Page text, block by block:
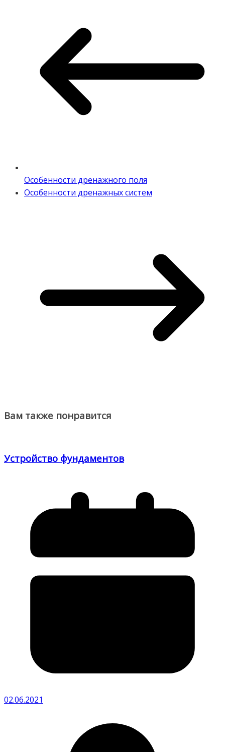
Особенности дренажного поля
Особенности дренажных систем
Вам также понравится
Устройство фундаментов
02.06.2021